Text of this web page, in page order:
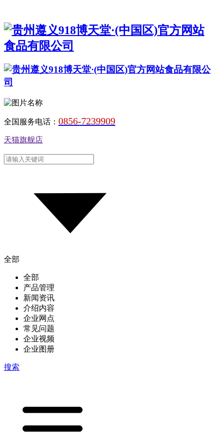
全国服务电话： 0856-7239909
天猫旗舰店
全部
全部
产品管理
新闻资讯
介绍内容
企业网点
常见问题
企业视频
企业图册
搜索